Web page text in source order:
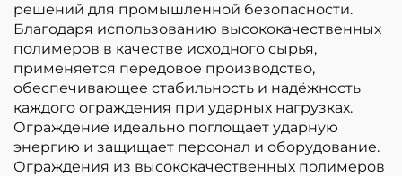
решений для промышленной безопасности.
Благодаря использованию высококачественных
полимеров в качестве исходного сырья,
применяется передовое производство,
обеспечивающее стабильность и надёжность
каждого ограждения при ударных нагрузках.
Ограждение идеально поглощает ударную
энергию и защищает персонал и оборудование.
Ограждения из высококачественных полимеров